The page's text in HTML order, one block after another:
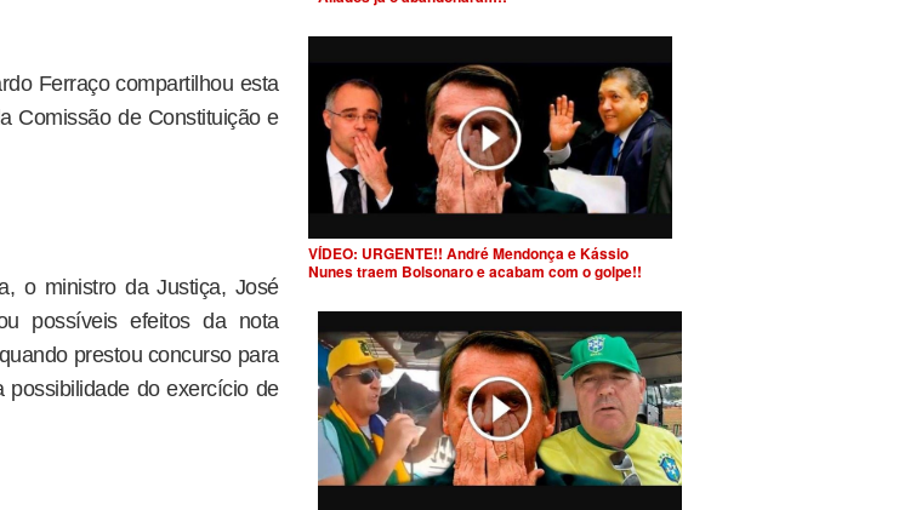
Ferraço compartilhou esta
Comissão de Constituição e
o ministro da Justiça, José
possíveis efeitos da nota
prestou concurso para
do exercício de
VÍDEO: URGENTE!! André Mendonça e Kássio
Nunes traem Bolsonaro e acabam com o golpe!!